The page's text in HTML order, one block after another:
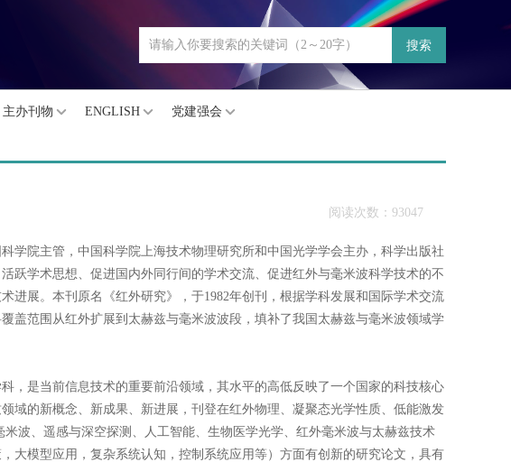
搜索
主办刊物 ENGLISH 党建强会
阅读次数：93047
学院主管，中国科学院上海技术物理研究所和中国光学学会主办，科学出版社
跃学术思想、促进国内外同行间的学术交流、促进红外与毫米波科学技术的不
进展。本刊原名《红外研究》，于1982年创刊，根据学科发展和国际学术交流
盖范围从红外扩展到太赫兹与毫米波波段，填补了我国太赫兹与毫米波领域学
，是当前信息技术的重要前沿领域，其水平的高低反映了一个国家的科技核心
域的新概念、新成果、新进展，刊登在红外物理、凝聚态光学性质、低能激发
波、遥感与深空探测、人工智能、生物医学光学、红外毫米波与太赫兹技术
大模型应用，复杂系统认知，控制系统应用等）方面有创新的研究论文，具有